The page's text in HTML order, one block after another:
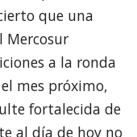
que una
Mercosur
a la ronda
mes próximo,
fortalecida de
al día de hoy no